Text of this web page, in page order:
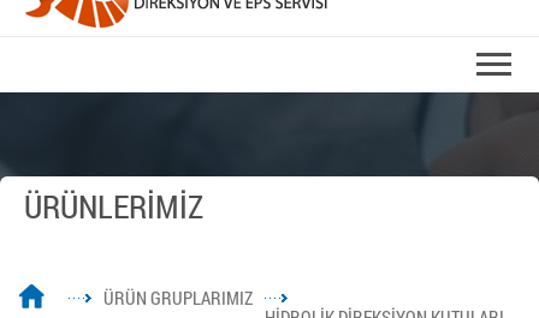
ÜRÜNLERİMİZ
ÜRÜN GRUPLARIMIZ